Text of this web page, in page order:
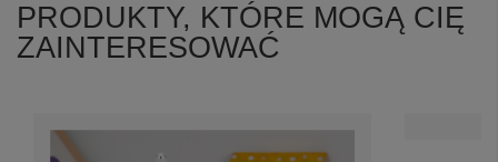
PRODUKTY, KTÓRE MOGĄ CIĘ
ZAINTERESOWAĆ